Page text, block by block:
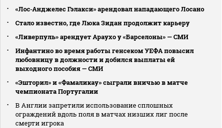
«Лос‑Анджелес Гэлакси» арендовал нападающего Лосано
Стало известно, где Люка Зидан продолжит карьеру
«Ливерпуль» арендует Араухо у «Барселоны» — СМИ
Инфантино во время работы генсеком УЕФА повысил
любовницу в должности и добился выплаты ей
выходного пособия — СМИ
«Эшторил» и «Фамаликау» сыграли вничью в матче
чемпионата Португалии
В Англии запретили использование сплошных
ограждений вдоль поля в матчах низших лиг после
смерти игрока